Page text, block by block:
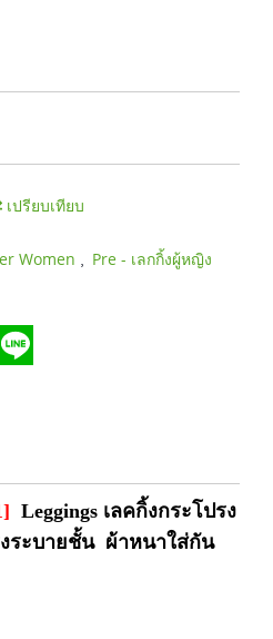
เปรียบเทียบ
Women , Pre - เลกกิ้งผู้หญิง
Leggings เลคกิ้งกระโปรง
ระบายชั้น ผ้าหนาใส่กัน